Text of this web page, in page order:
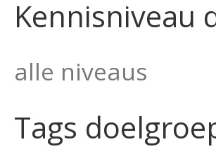
Kennisniveau
alle niveaus
Tags